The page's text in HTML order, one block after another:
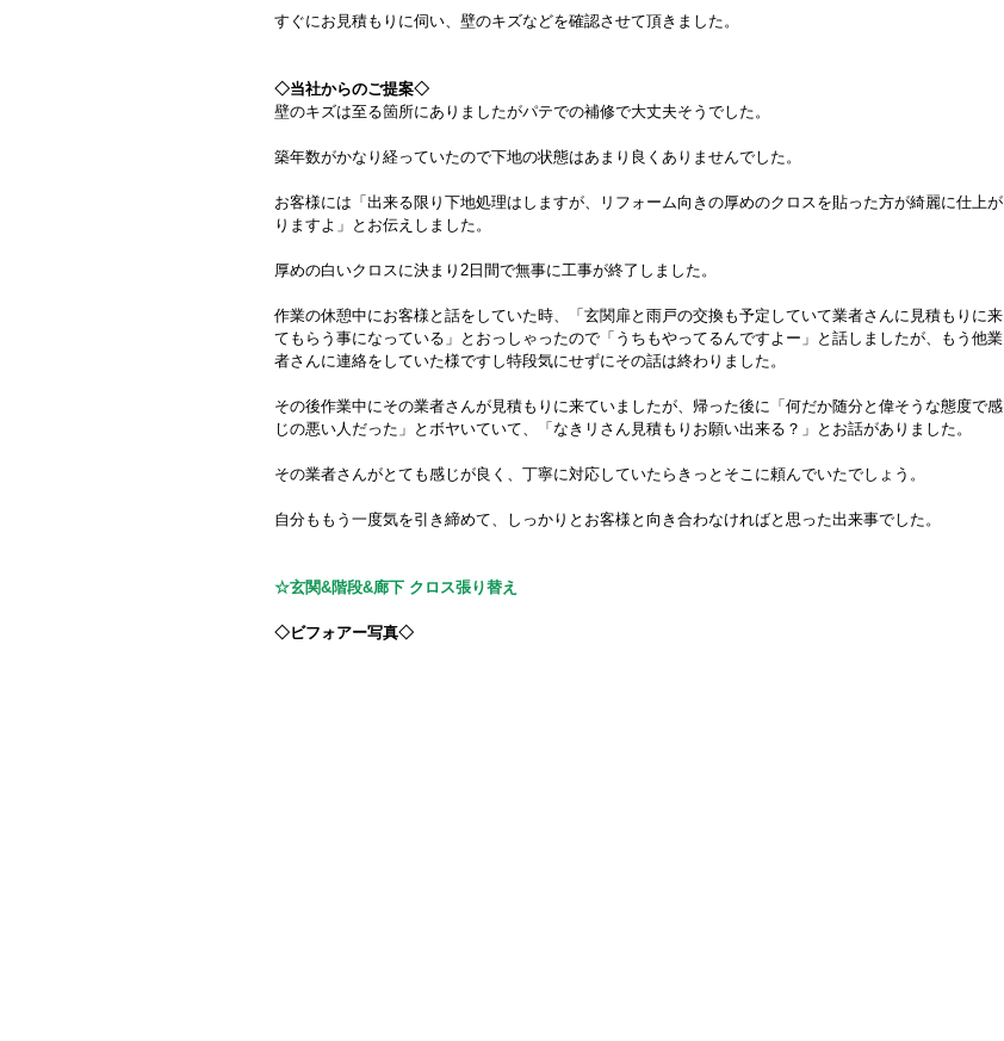
すぐにお見積もりに伺い、壁のキズなどを確認させて頂きました。
◇当社からのご提案◇
壁のキズは至る箇所にありましたがパテでの補修で大丈夫そうでした。
築年数がかなり経っていたので下地の状態はあまり良くありませんでした。
お客様には「出来る限り下地処理はしますが、リフォーム向きの厚めのクロスを貼った方が綺麗に仕上が
りますよ」とお伝えしました。
厚めの白いクロスに決まり2日間で無事に工事が終了しました。
作業の休憩中にお客様と話をしていた時、「玄関扉と雨戸の交換も予定していて業者さんに見積もりに来
てもらう事になっている」とおっしゃったので「うちもやってるんですよー」と話しましたが、もう他業
者さんに連絡をしていた様ですし特段気にせずにその話は終わりました。
その後作業中にその業者さんが見積もりに来ていましたが、帰った後に「何だか随分と偉そうな態度で感
じの悪い人だった」とボヤいていて、「なきリさん見積もりお願い出来る？」とお話がありました。
その業者さんがとても感じが良く、丁寧に対応していたらきっとそこに頼んでいたでしょう。
自分ももう一度気を引き締めて、しっかりとお客様と向き合わなければと思った出来事でした。
☆玄関&階段&廊下 クロス張り替え
◇ビフォアー写真◇